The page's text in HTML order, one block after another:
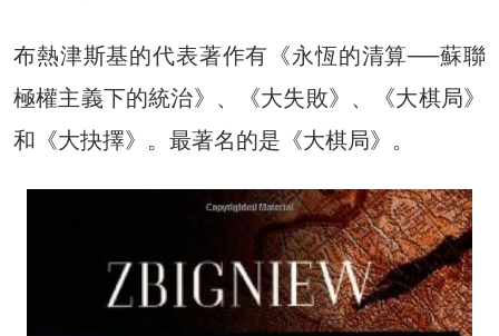
布熱津斯基的代表著作有《永恆的清算──蘇聯
極權主義下的統治》、《大失敗》、《大棋局》
和《大抉擇》。最著名的是《大棋局》。